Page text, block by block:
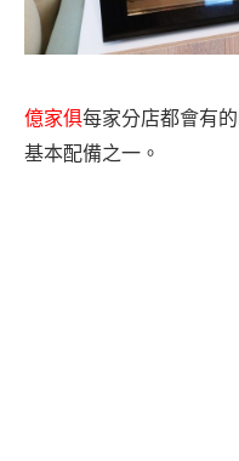
億家俱每家分店都會有的
基本配備之一。